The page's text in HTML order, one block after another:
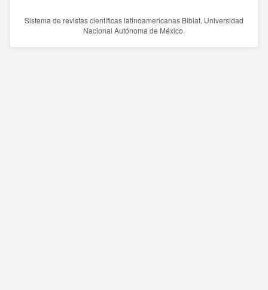
Sistema de revistas científicas latinoamericanas Biblat. Universidad
Nacional Autónoma de México.